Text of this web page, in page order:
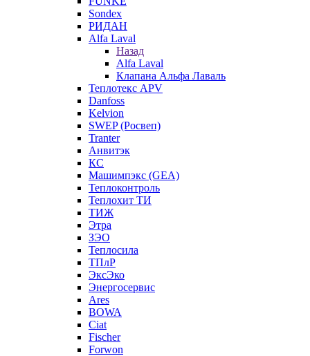
Sondex
РИДАН
Alfa Laval
Назад
Alfa Laval
Клапана Альфа Лаваль
Теплотекс APV
Danfoss
Kelvion
SWEP (Росвеп)
Tranter
Анвитэк
КС
Машимпэкс (GEA)
Теплоконтроль
Теплохит ТИ
ТИЖ
Этра
ЗЭО
Теплосила
ТПлР
ЭксЭко
Энергосервис
Ares
BOWA
Ciat
Fischer
Forwon